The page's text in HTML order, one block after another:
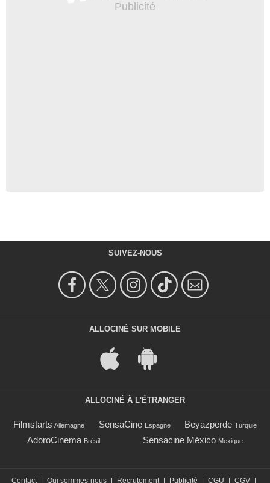
SUIVEZ-NOUS
ALLOCINÉ SUR MOBILE
ALLOCINÉ À L'ÉTRANGER
Filmstarts Allemagne SensaCine Espagne Beyazperde Turquie
AdoroCinema Brésil Sensacine México Mexique
Contact | Qui sommes-nous | Recrutement | Publicité | CGU | CGV |